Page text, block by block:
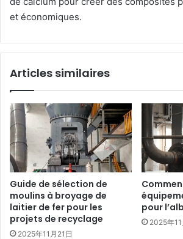
et économiques.
Articles similaires
Guide de sélection de
moulins à broyage de
laitier de fer pour les
projets de recyclage
2025年11月21日
pour
2025年11